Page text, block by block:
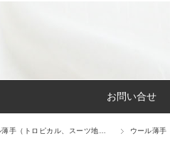
お問い合せ
薄手（トロピカル、スーツ地… ウール薄手